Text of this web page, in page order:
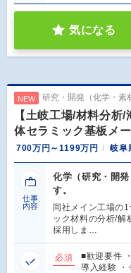
気になる
NEW 研究・開発（化学・素
【土岐工場/材料分析
体セラミック基板メ
700万円～1199万円 岐阜
仕事
内容
化学（研究・開
す。
同社メイン工場の
ック材料の分析/解
採用しま…
必須
■歓迎要件
導入経験 ・